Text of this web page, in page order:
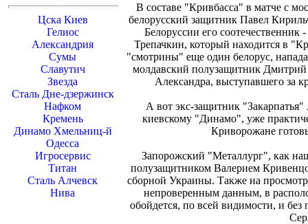
Цска Киев
Гелиос
Александрия
Сумы
Славутич
Звезда
Сталь Дне-дзержинск
Нафком
Кремень
Динамо Хмельниц-й
Одесса
Игросервис
Титан
Сталь Алчевск
Нива
В составе "Кривбасса" в матче с
белорусский защитник Павел
Белоруссии его
Трепачкин, который находится в
"смотрины" еще один белорус,
молдавский полузащитник
Александра, выступавшего за
А вот экс-защитник
киевскому "Динамо", уже
Криворожане
Запорожский "Металлург", как
полузащитником Валерием
сборной Украины. Также на
непроверенным данным, в
обойдется, по всей видимости, и